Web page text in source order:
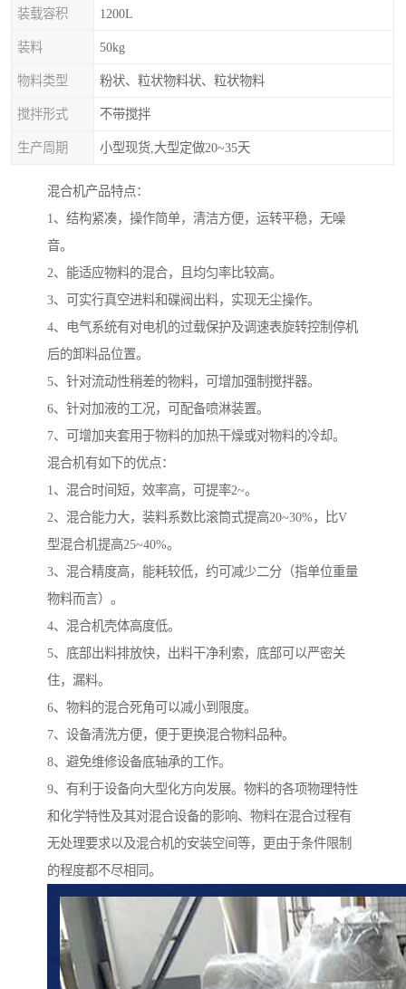
装载容积 1200L
装料 50kg
物料类型 粉状、粒状物料状、粒状物料
搅拌形式 不带搅拌
生产周期 小型现货,大型定做20~35天
混合机产品特点：
1、结构紧凑，操作简单，清洁方便，运转平稳，无噪
音。
2、能适应物料的混合，且均匀率比较高。
3、可实行真空进料和碟阀出料，实现无尘操作。
4、电气系统有对电机的过载保护及调速表旋转控制停机
后的卸料品位置。
5、针对流动性稍差的物料，可增加强制搅拌器。
6、针对加液的工况，可配备喷淋装置。
7、可增加夹套用于物料的加热干燥或对物料的冷却。
混合机有如下的优点：
1、混合时间短，效率高，可提率2~。
2、混合能力大，装料系数比滚筒式提高20~30%，比V
型混合机提高25~40%。
3、混合精度高，能耗较低，约可减少二分（指单位重量
物料而言）。
4、混合机壳体高度低。
5、底部出料排放快，出料干净利索，底部可以严密关
住，漏料。
6、物料的混合死角可以减小到限度。
7、设备清洗方便，便于更换混合物料品种。
8、避免维修设备底轴承的工作。
9、有利于设备向大型化方向发展。物料的各项物理特性
和化学特性及其对混合设备的影响、物料在混合过程有
无处理要求以及混合机的安装空间等，更由于条件限制
的程度都不尽相同。